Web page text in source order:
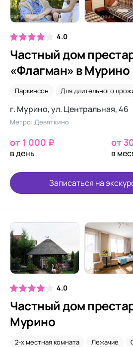
4.0
Частный дом
«Флагман» в Мурино
Паркинсон Для длительного
г. Мурино, ул. Центральная, 46
Метро: Девяткино
от 1 000 ₽
в день
от
в
Записаться на
4.0
Частный дом
Мурино
2-х местная комната Лежачие